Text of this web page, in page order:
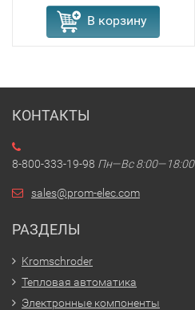
В корзину
КОНТАКТЫ
8-800-333-19-98 Пн—Вс 8:00—18:00
sales@prom-elec.com
РАЗДЕЛЫ
Kromschroder
Тепловая автоматика
Электронные компоненты